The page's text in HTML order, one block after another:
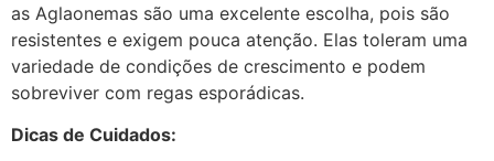
as Aglaonemas são uma excelente escolha, pois são
resistentes e exigem pouca atenção. Elas toleram uma
variedade de condições de crescimento e podem
sobreviver com regas esporádicas.
Dicas de Cuidados: